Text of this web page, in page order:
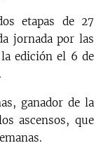
etapas de 27
jornada por las
edición el 6 de
ganador de la
ascensos, que